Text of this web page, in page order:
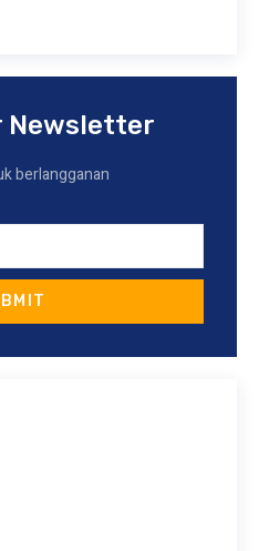
Newsletter
berlangganan